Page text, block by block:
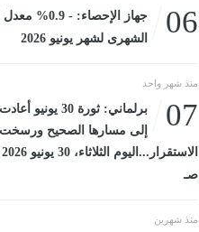
06
جهاز الإحصاء: -
الشهرى لشهر يونيو 2026
منذ شهر واحد
07
برلماني: ثورة 30
إلى مسارها الصحيح ورسخت
صـ
منذ شهرين